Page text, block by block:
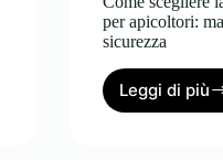
per apicoltori:
sicurezza
Leggi di più
Come